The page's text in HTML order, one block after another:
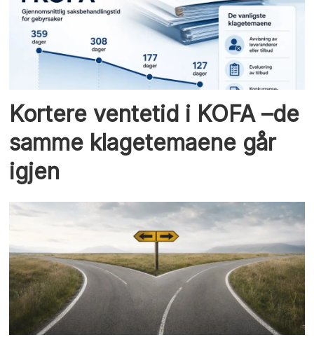
Kortere ventetid i KOFA –de
samme klagetemaene går
igjen